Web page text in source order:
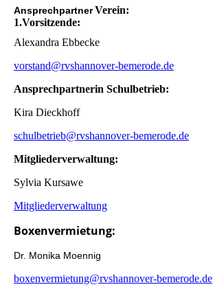
AnsprechpartnerVerein:
1.Vorsitzende:
Alexandra Ebbecke
vorstand@rvshannover-bemerode.de
Ansprechpartnerin Schulbetrieb:
Kira Dieckhoff
schulbetrieb@rvshannover-bemerode.de
Mitgliederverwaltung:
Sylvia Kursawe
Mitgliederverwaltung
Boxenvermietung:
Dr. Monika Moennig
boxenvermietung@rvshannover-bemerode.de